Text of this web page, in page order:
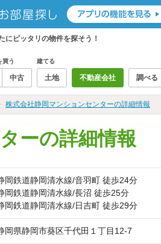
ピッタリの物件を探そう！
買う
中古
建てる
土地 不動産会社 調べる
株式会社静岡マンションセンターの詳細情報
ーの詳細情報
岡鉄道静岡清水線/音羽町 徒歩24分
岡鉄道静岡清水線/長沼 徒歩25分
岡鉄道静岡清水線/日吉町 徒歩29分
岡県静岡市葵区千代田１丁目12-7